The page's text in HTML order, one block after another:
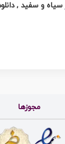
سیاه و سفید ,
مجوزها